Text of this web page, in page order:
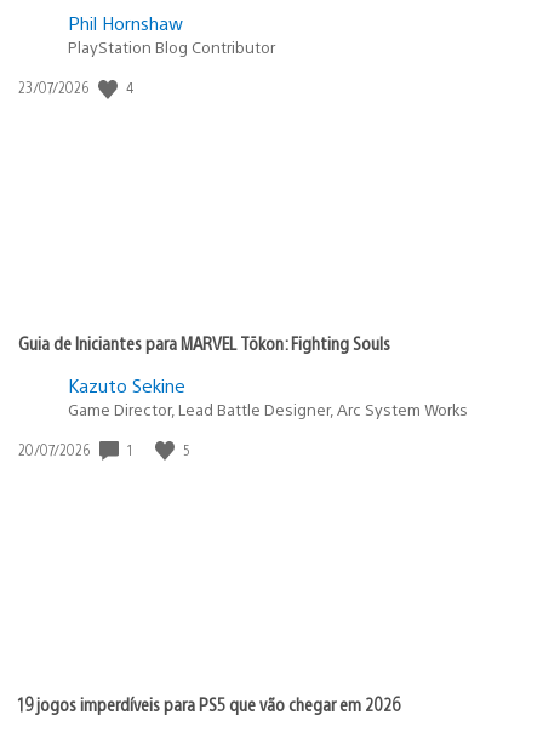
Phil Hornshaw
PlayStation Blog Contributor
Data
23/07/2026 4
Guia de Iniciantes para MARVEL Tōkon: Fighting Souls
Kazuto Sekine
Game Director, Lead Battle Designer, Arc System Works
Data
20/07/2026 1 5
19 jogos imperdíveis para PS5 que vão chegar em 2026